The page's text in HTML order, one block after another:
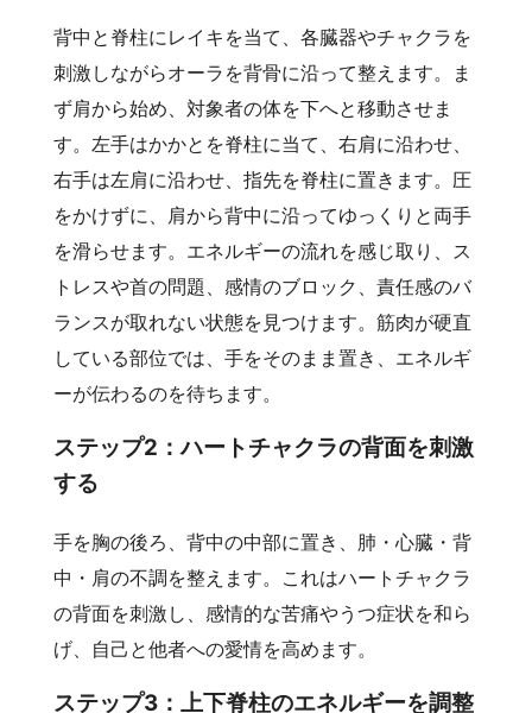
背中と脊柱にレイキを当て、各臓器やチャクラを
刺激しながらオーラを背骨に沿って整えます。ま
ず肩から始め、対象者の体を下へと移動させま
す。左手はかかとを脊柱に当て、右肩に沿わせ、
右手は左肩に沿わせ、指先を脊柱に置きます。圧
をかけずに、肩から背中に沿ってゆっくりと両手
を滑らせます。エネルギーの流れを感じ取り、ス
トレスや首の問題、感情のブロック、責任感のバ
ランスが取れない状態を見つけます。筋肉が硬直
している部位では、手をそのまま置き、エネルギ
ーが伝わるのを待ちます。
ステップ2：ハートチャクラの背面を刺激
する
手を胸の後ろ、背中の中部に置き、肺・心臓・背
中・肩の不調を整えます。これはハートチャクラ
の背面を刺激し、感情的な苦痛やうつ症状を和ら
げ、自己と他者への愛情を高めます。
ステップ3：上下脊柱のエネルギーを調整